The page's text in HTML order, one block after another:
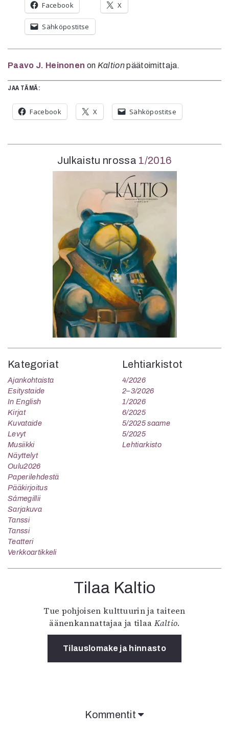
Facebook X
Sähköpostitse
Paavo J. Heinonen on Kaltionpäätoimittaja.
Julkaistu nrossa 1/2016
Kategoriat
Ajankohtaista
Esitystaide
In English
Kirjat
Kuvataide
Levyt
Musiikki
Näyttelyt
Oulu2026
Paperilehdestä
Pääkirjoitus
Sámegillii
Sarjakuva
Tanssi
Tanssi
Teatteri
Verkkoartikkeli
Lehtiarkistot
4/2026
2–3/2026
1/2026
6/2025
5/2025 saame
5/2025
Lehtiarkisto
Tilaa Kaltio
Tue pohjoisen kulttuurin ja taiteen
äänenkannattajaa ja tilaa Kaltio.
Tilauslomake ja hinnasto
JAA TÄMÄ:
Facebook X Sähköpostitse
Kommentit